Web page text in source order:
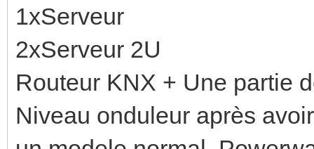
1xServeur
2xServeur 2U
Routeur KNX + Une partie
Niveau onduleur après